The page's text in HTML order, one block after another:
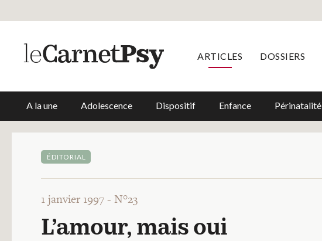
ARTICLES DOSSIERS
A la une Adolescence Dispositif Enfance Périnatalité
ÉDITORIAL
1 janvier 1997 - N°23
L’amour, mais oui